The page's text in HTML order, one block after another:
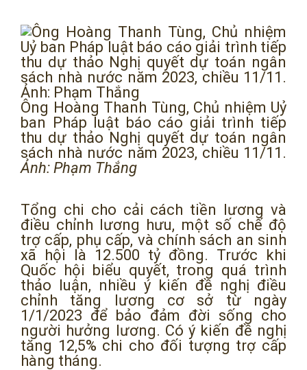
Ông Hoàng Thanh Tùng, Chủ nhiệm Uỷ
ban Pháp luật báo cáo giải trình tiếp
thu dự thảo Nghị quyết dự toán ngân
sách nhà nước năm 2023, chiều 11/11.
Ảnh: Phạm Thắng
Tổng chi cho cải cách tiền lương và
điều chỉnh lương hưu, một số chế độ
trợ cấp, phụ cấp, và chính sách an sinh
xã hội là 12.500 tỷ đồng. Trước khi
Quốc hội biểu quyết, trong quá trình
thảo luận, nhiều ý kiến đề nghị điều
chỉnh tăng lương cơ sở từ ngày
1/1/2023 để bảo đảm đời sống cho
người hưởng lương. Có ý kiến đề nghị
tăng 12,5% chi cho đối tượng trợ cấp
hàng tháng.